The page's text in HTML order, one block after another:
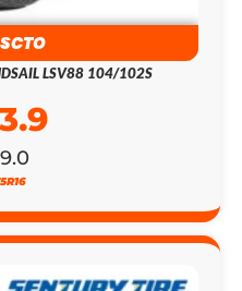
LSV88 104/102S